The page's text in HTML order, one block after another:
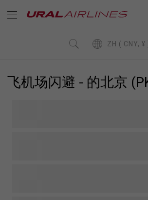
ZH ( CNY,
飞机场闪避 - 的北京